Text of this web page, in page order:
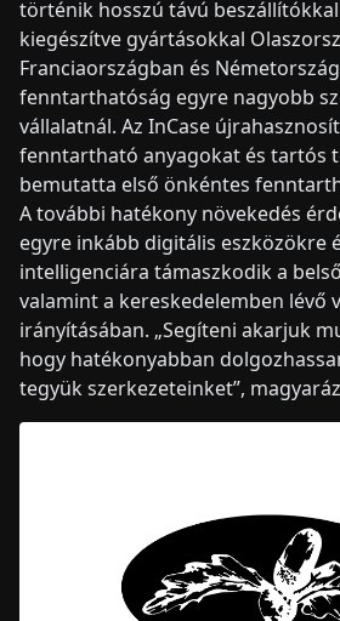
történik hosszú távú beszállítókkal
kiegészítve gyártásokkal
Franciaországban és
fenntarthatóság egyre nagyobb
vállalatnál. Az InCase
fenntartható anyagokat és tartós
bemutatta első önkéntes
A további hatékony növekedés
egyre inkább digitális eszközökre
intelligenciára támaszkodik a
valamint a kereskedelemben lévő
irányításában. „Segíteni akarjuk
hogy hatékonyabban
tegyük szerkezeteinket”,